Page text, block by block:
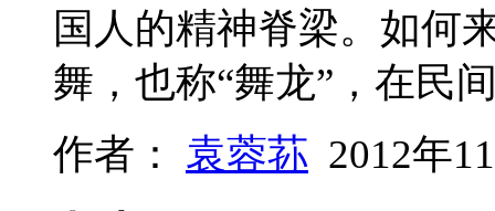
国人的精神脊梁。如何
舞，也称“舞龙”，在民
作者： 袁蓉荪 2012年